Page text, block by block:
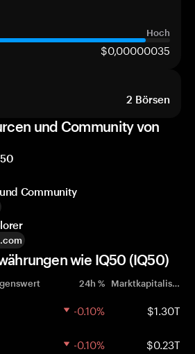
Hoch
$0,00000035
2 Börsen
und Community von
Community
wie IQ50 (IQ50)
24h % Marktkapitalisierung
-0.10% $1.30T
-0.10% $0.23T